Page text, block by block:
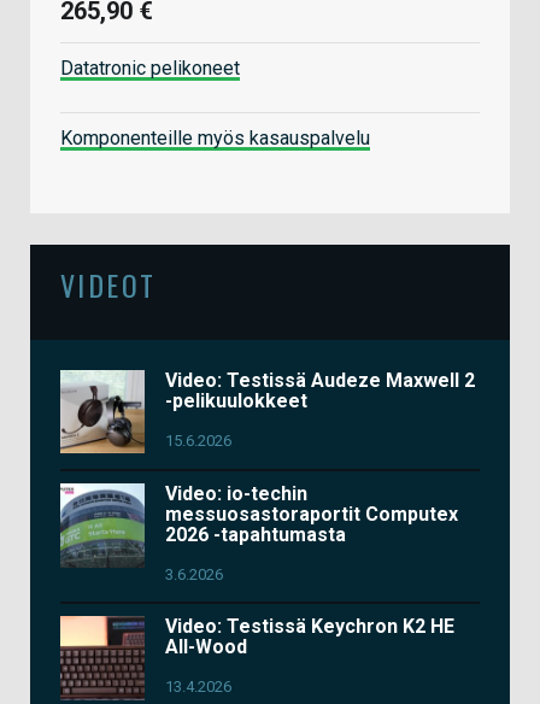
265,90 €
Datatronic pelikoneet
Komponenteille myös kasauspalvelu
VIDEOT
Video: Testissä Audeze Maxwell 2
-pelikuulokkeet
15.6.2026
Video: io-techin
messuosastoraportit Computex
2026 -tapahtumasta
3.6.2026
Video: Testissä Keychron K2 HE
All-Wood
13.4.2026